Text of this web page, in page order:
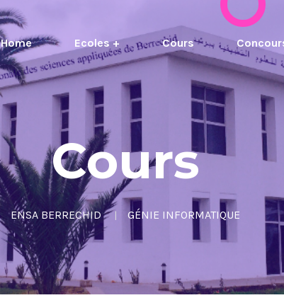
Home Ecoles + Cours
Cours
ENSA BERRECHID GÉNIE INFORMATIQUE